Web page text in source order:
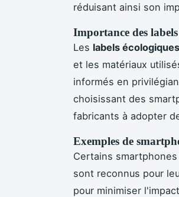
réduisant ainsi son
Importance des
Les labels écologiques
et les matériaux
informés en
choisissant des
fabricants à adopter
Exemples de
Certains
sont reconnus pour
pour minimiser